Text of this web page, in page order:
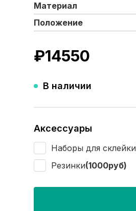
Материал
Положение
₽14550
В наличии
Аксессуары
Наборы для склейки
Резинки(1000руб)